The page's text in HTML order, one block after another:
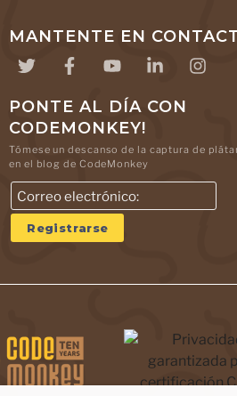
MANTENTE EN
PONTE AL DÍA CON
CODEMONKEY!
Tómese un descanso de la captura de
en el blog de CodeMonkey